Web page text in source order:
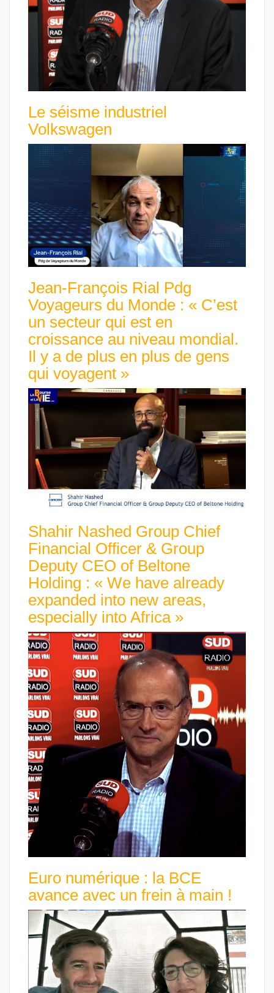
Le séisme industriel
Volkswagen
Jean-François Rial Pdg
Voyageurs du Monde : « C’est
un secteur qui est en
croissance au niveau mondial.
Il y a de plus en plus de gens
qui voyagent »
Shahir Nashed Group Chief
Financial Officer & Group
Deputy CEO of Beltone
Holding : « We have already
expanded into new areas,
especially into Africa »
Euro numérique : la BCE
avance avec un frein à main !